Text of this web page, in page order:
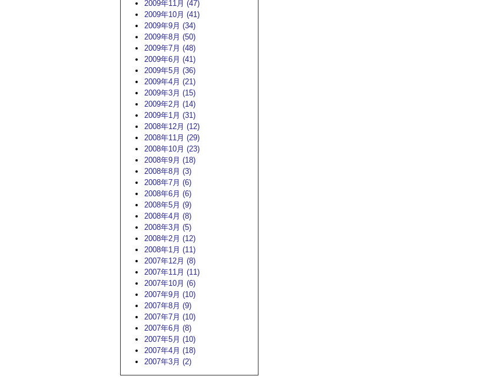
2009年11月 (47)
2009年10月 (41)
2009年9月 (34)
2009年8月 (50)
2009年7月 (48)
2009年6月 (41)
2009年5月 (36)
2009年4月 (21)
2009年3月 (15)
2009年2月 (14)
2009年1月 (31)
2008年12月 (12)
2008年11月 (29)
2008年10月 (23)
2008年9月 (18)
2008年8月 (3)
2008年7月 (6)
2008年6月 (6)
2008年5月 (9)
2008年4月 (8)
2008年3月 (5)
2008年2月 (12)
2008年1月 (11)
2007年12月 (8)
2007年11月 (11)
2007年10月 (6)
2007年9月 (10)
2007年8月 (9)
2007年7月 (10)
2007年6月 (8)
2007年5月 (10)
2007年4月 (18)
2007年3月 (2)